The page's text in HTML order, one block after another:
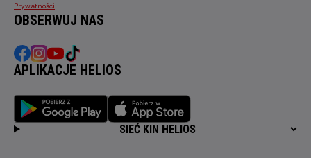
Prywatności
OBSERWUJ NAS
APLIKACJE HELIOS
SIEĆ KIN HELIOS